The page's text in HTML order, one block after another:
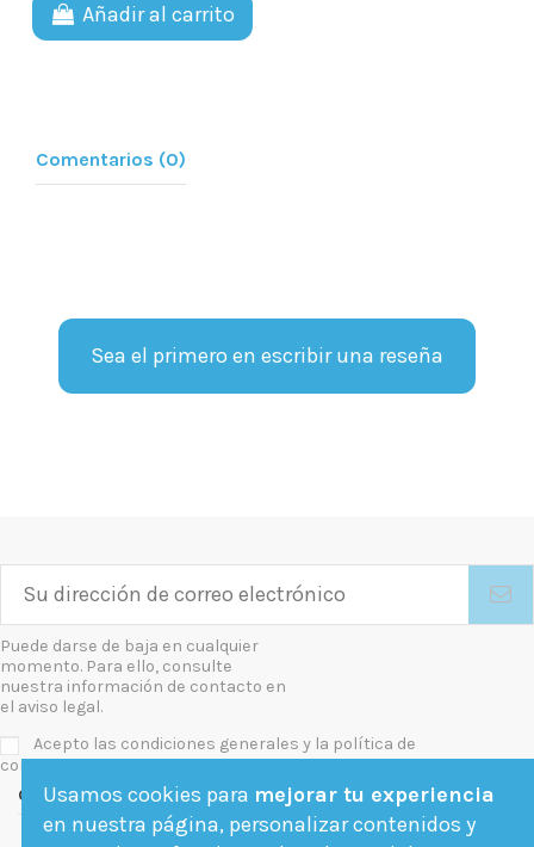
Añadir al carrito
Comentarios (0)
Sea el primero en escribir una reseña
Puede darse de baja en cualquier
momento. Para ello, consulte
nuestra información de contacto en
el aviso legal.
Acepto las condiciones generales y la política de
confidencialidad
Contact us
Usamos cookies para mejorar tu experiencia
en nuestra página, personalizar contenidos y